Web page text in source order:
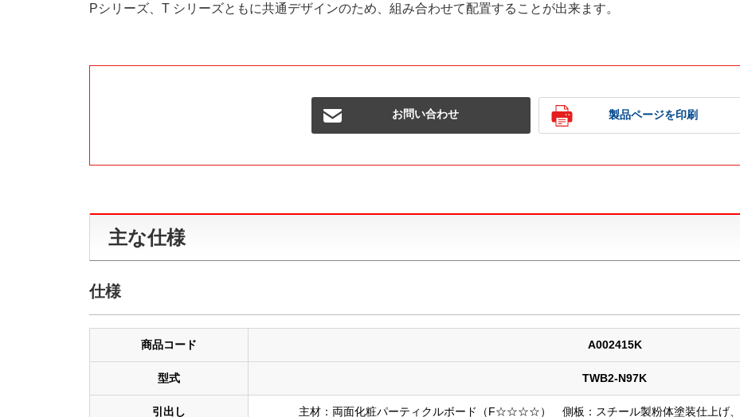
Pシリーズ、T シリーズともに共通デザインのため、組み合わせて配置することが出来ます。
お問い合わせ 製品ページを印刷
主な仕様
仕様
商品コード A002415K
型式 TWB2-N97K
引出し 主材：両面化粧パーティクルボード（F☆☆☆☆） 側板：スチール製粉体塗装仕上げ、